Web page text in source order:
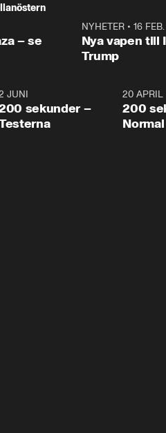
– se
NYHETER• 16
Nya vapen till
Trump
4:23
JUNI
sekunder –
20 APRIL
200
Normal